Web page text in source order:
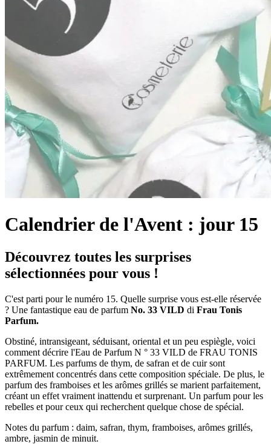
Calendrier de l'Avent : jour 15
Découvrez toutes les surprises
sélectionnées pour vous !
C'est parti pour le numéro 15. Quelle surprise vous est-elle réservée
? Une fantastique eau de parfum No. 33 VILD di Frau Tonis
Parfum.
Obstiné, intransigeant, séduisant, oriental et un peu espiègle, voici
comment décrire l'Eau de Parfum N ° 33 VILD de FRAU TONIS
PARFUM. Les parfums de thym, de safran et de cuir sont
extrêmement concentrés dans cette composition spéciale. De plus, le
parfum des framboises et les arômes grillés se marient parfaitement,
créant un effet vraiment inattendu et surprenant. Un parfum pour les
rebelles et pour ceux qui recherchent quelque chose de spécial.
Notes du parfum : daim, safran, thym, framboises, arômes grillés,
ambre, jasmin de minuit.